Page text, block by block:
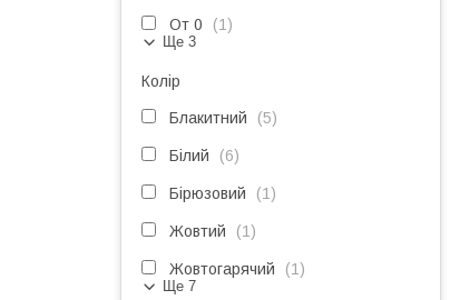
От 0 1
Ще 3
Колір
Блакитний 5
Білий 6
Бірюзовий 1
Жовтий 1
Жовтогарячий 1
Ще 7